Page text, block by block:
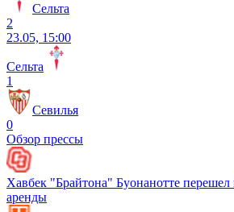
Сельта
2
23.05, 15:00
Сельта
1
Севилья
0
Обзор прессы
Хавбек "Брайтона" Буонанотте
аренды